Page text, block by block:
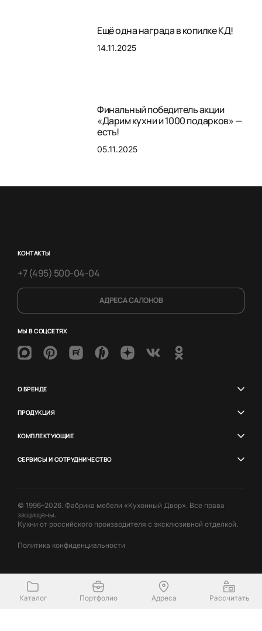
Ещё одна награда в копилке КД!
14.11.2025
Финальный победитель акции
«Дарим кухни и 1000 подарков» —
есть!
05.11.2025
КОНТАКТЫ
+7 (495) 500-04-04
АДРЕСА САЛОНОВ
МЫ В СОЦСЕТЯХ
О БРЕНДЕ
ПРОДУКЦИЯ
КОМПЛЕКТУЮЩИЕ
СЕРВИСЫ И СОТРУДНИЧЕСТВО
© 1996–2026. Фабрика мебели «Кухонный Двор». Все права
защищены.
Кухни от российского производителя с эксклюзивной отделкой.
Политика конфиденциальности
Каталог Портфолио Адреса Рассчитать